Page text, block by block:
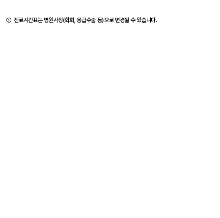
진료시간표는 병원사정(학회, 응급수술 등)으로 변경될 수 있습니다.